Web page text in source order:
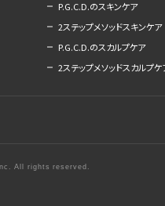
P.G.C.D.のスキンケア
2ステップメソッドスキンケア
P.G.C.D.のスカルプケア
2ステップメソッドスカルプケ
All rights reserved.